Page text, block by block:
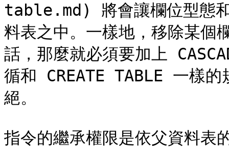
table.md) 將會讓欄位型態和
料表之中。一樣地，移除某個
話，那麼就必須要加上
循和 CREATE TABLE 一樣的
絕。
指令的繼承權限是依父資料表